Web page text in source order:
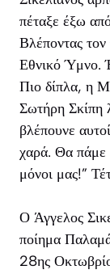
πέταξε έξω
Βλέποντας τον
Εθνικό Ύμνο.
Πιο δίπλα, η
Σωτήρη Σκίπη
βλέπουνε
χαρά. Θα πάμε
μόνοι μας!”
Ο Άγγελος
ποίημα
28ης